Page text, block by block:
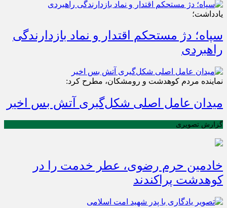
یادداشت؛
سپاه؛ دژ مستحکم اقتدار و نماد بازدارندگی
راهبردی
نماینده مردم کوهدشت و رومشکان، مطرح کرد:
میدان عامل اصلی شکل‌گیری آتش بس اخیر
گزارش تصویری
خادمین حرم رضوی، عطر خدمت را در
کوهدشت پراکندند